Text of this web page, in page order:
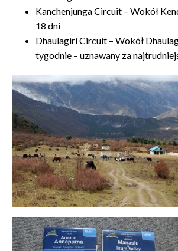
Kanchenjunga Circuit – Wokół
18 dni
Dhaulagiri Circuit – Wokół
tygodnie – uznawany za